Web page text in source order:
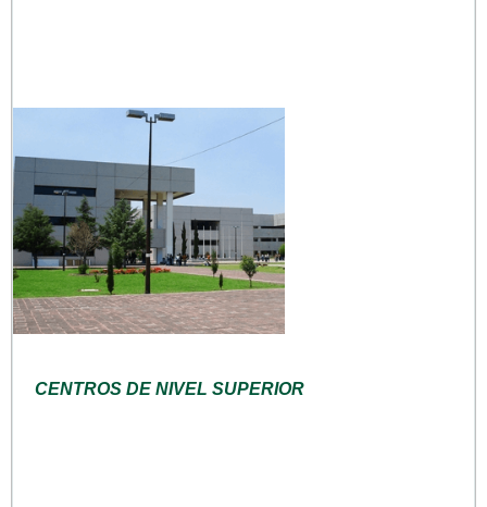
CENTROS DE NIVEL SUPERIOR